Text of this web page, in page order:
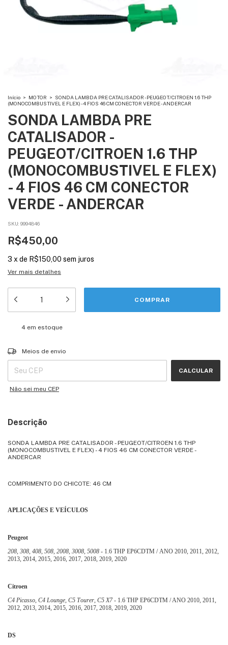
Início > MOTOR > SONDA LAMBDA PRE CATALISADOR - PEUGEOT/CITROEN 1.6 THP
(MONOCOMBUSTIVEL E FLEX) - 4 FIOS 46 CM CONECTOR VERDE - ANDERCAR
SONDA LAMBDA PRE
CATALISADOR -
PEUGEOT/CITROEN 1.6 THP
(MONOCOMBUSTIVEL E FLEX)
- 4 FIOS 46 CM CONECTOR
VERDE - ANDERCAR
SKU: 9994846
R$450,00
3 xde R$150,00 sem juros
Ver mais detalhes
4em estoque
Entregas para o CEP:
Meios de envio
CALCULAR
Não sei meu CEP
Descrição
SONDA LAMBDA PRE CATALISADOR - PEUGEOT/CITROEN 1.6 THP
(MONOCOMBUSTIVEL E FLEX) - 4 FIOS 46 CM CONECTOR VERDE -
ANDERCAR
COMPRIMENTO DO CHICOTE: 46 CM
APLICAÇÕES E VEÍCULOS
Peugeot
208, 308, 408, 508, 2008, 3008, 5008 - 1.6 THP EP6CDTM / ANO 2010, 2011, 2012,
2013, 2014, 2015, 2016, 2017, 2018, 2019, 2020
Citroen
C4 Picasso, C4 Lounge, C5 Tourer, C5 X7- 1.6 THP EP6CDTM / ANO 2010, 2011,
2012, 2013, 2014, 2015, 2016, 2017, 2018, 2019, 2020
DS